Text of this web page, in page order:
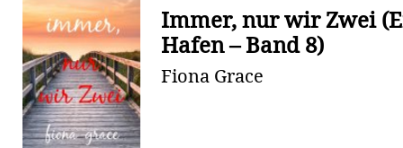
Immer, nur wir Zwei
Hafen – Band 8)
Fiona Grace